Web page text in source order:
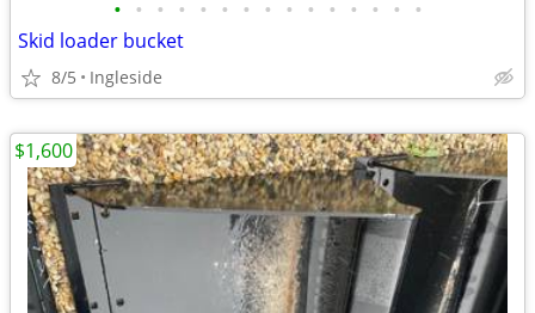
• • • • • • • • • • • • • • •
Skid loader bucket
8/5 Ingleside
$1,600